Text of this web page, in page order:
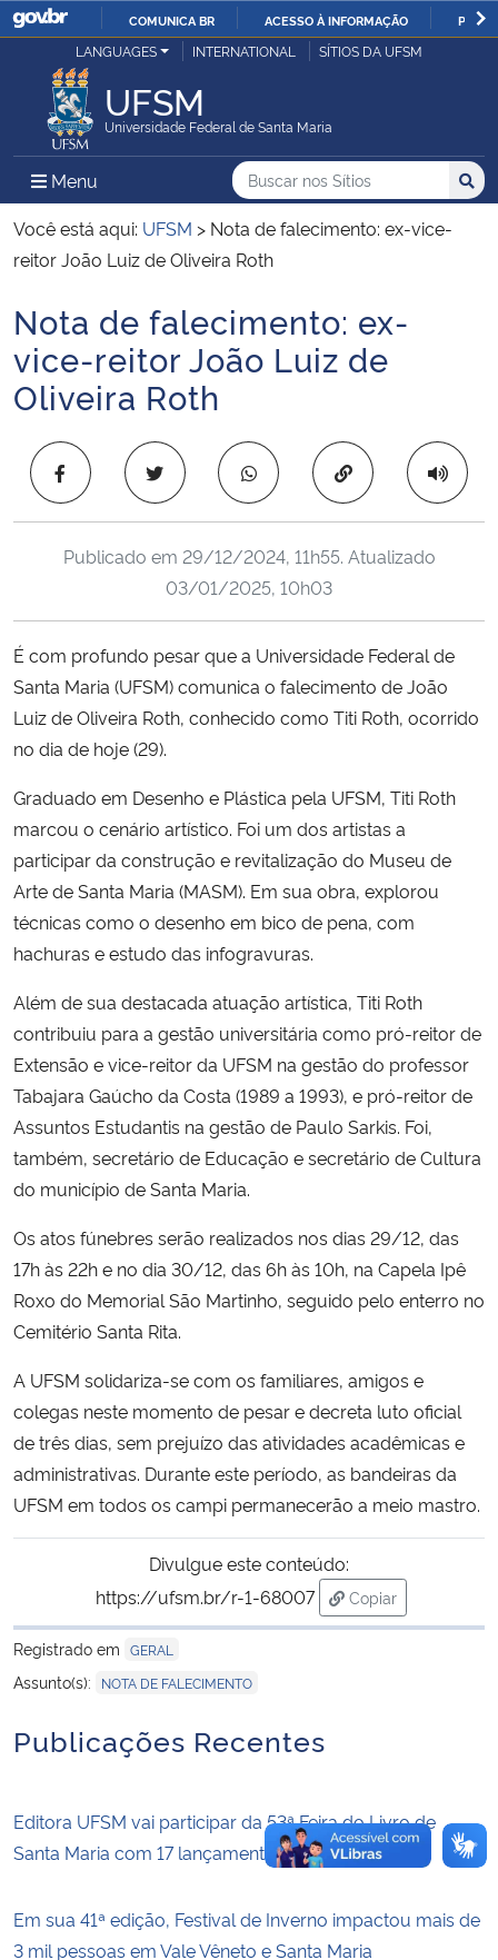
IR
COMUNICA BR ACESSO À INFORMAÇÃO
Ministério da Justiça e Segurança Pública
Ministério da Defesa
Ministério das Relações Exteriores
Ministério da Infraestrutura
Ministério da Agricultura, Pecuária e Abastecimento
Ministério da Educação
Ministério da Ciência, Tecnologia, Inovações e Comunicações
Ministério do Meio Ambiente
Ministério do Turismo
Ministério do Desenvolvimento Regional
Controladoria-Geral da União
Secretaria-Geral
Secretaria de Governo
Gabinete de Segurança Institucional
Banco Central do Brasil
Planalto
LANGUAGES INTERNATIONAL SÍTIOS DA UFSM
UFSM
Universidade Federal de Santa Maria
Menu Menu Principal do Sítio
Busca
Buscar no nos Sítios
Busca:
Você está aqui: UFSM > Nota de falecimento: ex-vice-
reitor João Luiz de Oliveira Roth
Início do conteúdo
Nota de falecimento: ex-
vice-reitor João Luiz de
Oliveira Roth
Copiar para área
Publicado em 29/12/2024, 11h55. Atualizado
03/01/2025, 10h03
É com profundo pesar que a Universidade Federal de
Santa Maria (UFSM) comunica o falecimento de João
Luiz de Oliveira Roth, conhecido como Titi Roth, ocorrido
no dia de hoje (29).
Graduado em Desenho e Plástica pela UFSM, Titi Roth
marcou o cenário artístico. Foi um dos artistas a
participar da construção e revitalização do Museu de
Arte de Santa Maria (MASM). Em sua obra, explorou
técnicas como o desenho em bico de pena, com
hachuras e estudo das infogravuras.
Além de sua destacada atuação artística, Titi Roth
contribuiu para a gestão universitária como pró-reitor de
Extensão e vice-reitor da UFSM na gestão do professor
Tabajara Gaúcho da Costa (1989 a 1993), e pró-reitor de
Assuntos Estudantis na gestão de Paulo Sarkis. Foi,
também, secretário de Educação e secretário de Cultura
do município de Santa Maria.
Os atos fúnebres serão realizados nos dias 29/12, das
17h às 22h e no dia 30/12, das 6h às 10h, na Capela Ipê
Roxo do Memorial São Martinho, seguido pelo enterro no
Cemitério Santa Rita.
A UFSM solidariza-se com os familiares, amigos e
colegas neste momento de pesar e decreta luto oficial
de três dias, sem prejuízo das atividades acadêmicas e
administrativas. Durante este período, as bandeiras da
UFSM em todos os campi permanecerão a meio mastro.
Divulgue este conteúdo:
https://ufsm.br/r-1-68007
Copiar
para área de
Registrado em GERAL
Assunto(s): NOTA DE FALECIMENTO
Publicações Recentes
Editora UFSM vai participar da 53ª Feira do Livro de
Santa Maria com 17 lançamentos
Em sua 41ª edição, Festival de Inverno impactou mais de
3 mil pessoas em Vale Vêneto e Santa Maria